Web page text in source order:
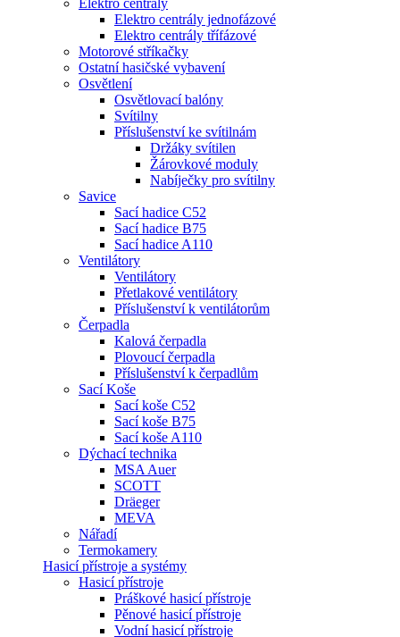
Elektro centrály
Elektro centrály jednofázové
Elektro centrály třífázové
Motorové stříkačky
Ostatní hasičské vybavení
Osvětlení
Osvětlovací balóny
Svítilny
Příslušenství ke svítilnám
Držáky svítilen
Žárovkové moduly
Nabíječky pro svítilny
Savice
Sací hadice C52
Sací hadice B75
Sací hadice A110
Ventilátory
Ventilátory
Přetlakové ventilátory
Příslušenství k ventilátorům
Čerpadla
Kalová čerpadla
Plovoucí čerpadla
Příslušenství k čerpadlům
Sací Koše
Sací koše C52
Sací koše B75
Sací koše A110
Dýchací technika
MSA Auer
SCOTT
Dräeger
MEVA
Nářadí
Termokamery
Hasicí přístroje a systémy
Hasicí přístroje
Práškové hasicí přístroje
Pěnové hasicí přístroje
Vodní hasicí přístroje